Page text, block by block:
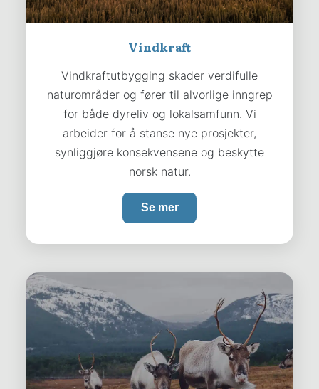
Vindkraft
Vindkraftutbygging skader verdifulle
naturområder og fører til alvorlige inngrep
for både dyreliv og lokalsamfunn. Vi
arbeider for å stanse nye prosjekter,
synliggjøre konsekvensene og beskytte
norsk natur.
Se mer